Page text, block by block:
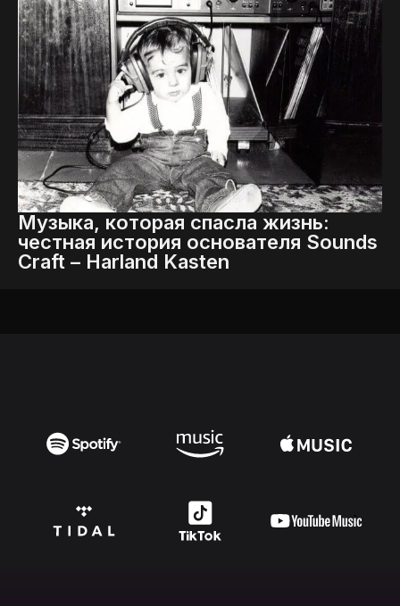
Музыка, которая спасла жизнь:
честная история основателя Sounds
Craft – Harland Kasten